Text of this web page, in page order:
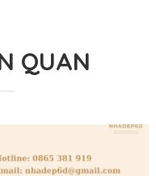
QUAN